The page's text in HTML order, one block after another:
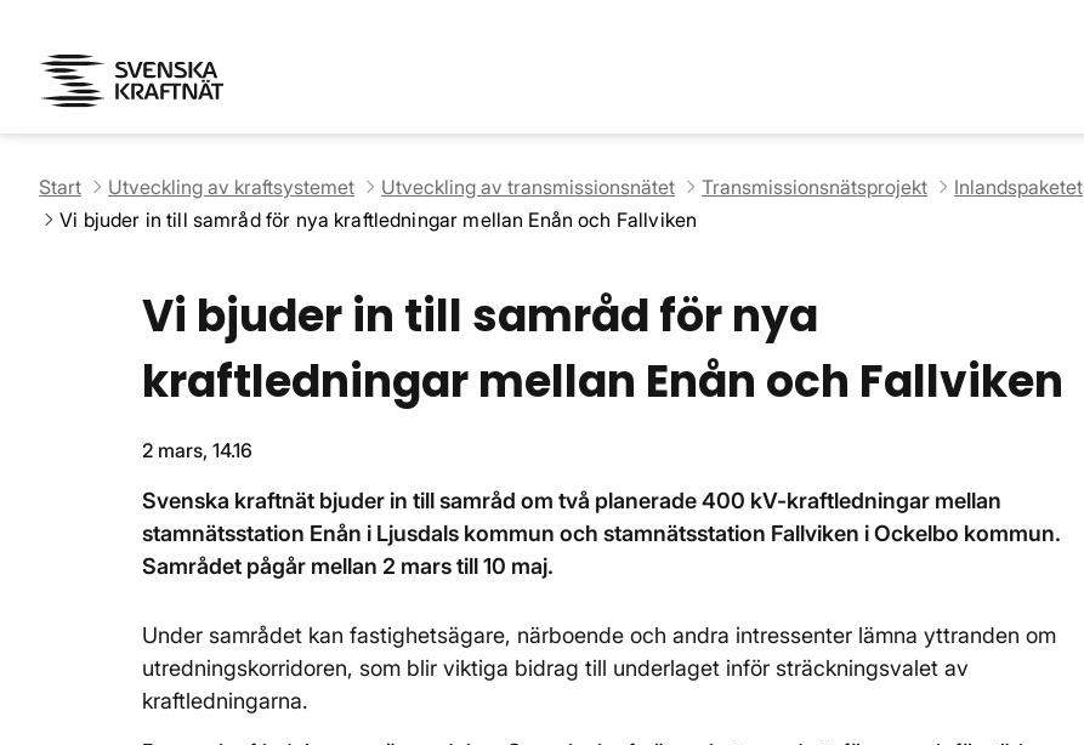
Start Utveckling av kraftsystemet Utveckling av transmissionsnätet Transmissionsnätsprojekt
Inlandspaketet
Vi bjuder in till samråd för nya kraftledningar mellan Enån och Fallviken
Vi bjuder in till samråd för nya
kraftledningar mellan Enån och Fallviken
2 mars, 14.16
Svenska kraftnät bjuder in till samråd om två planerade 400 kV-kraftledningar mellan
stamnätsstation Enån i Ljusdals kommun och stamnätsstation Fallviken i Ockelbo kommun.
Samrådet pågår mellan 2 mars till 10 maj.
Under samrådet kan fastighetsägare, närboende och andra intressenter lämna yttranden om
utredningskorridoren, som blir viktiga bidrag till underlaget inför sträckningsvalet av
kraftledningarna.